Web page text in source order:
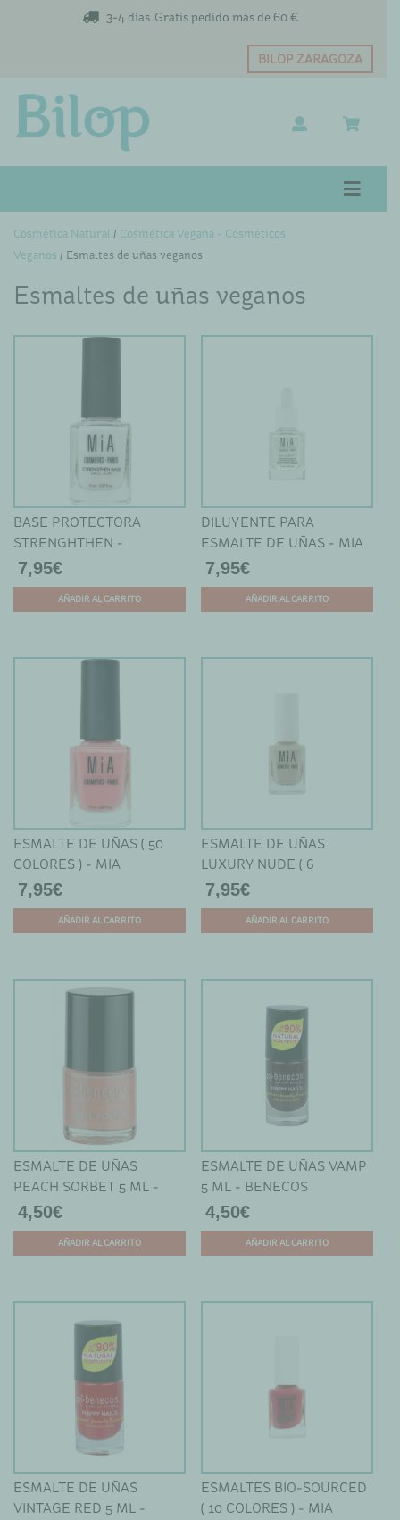
3-4 días. Gratis pedido más de 60 €
BILOP ZARAGOZA
Cosmética Natural / Cosmética Vegana - Cosméticos
Veganos / Esmaltes de uñas veganos
Esmaltes de uñas veganos
BASE PROTECTORA
STRENGHTHEN -
ESMALTE 9 FREE -
PUROBIO
7,95€
AÑADIR AL CARRITO
DILUYENTE PARA
ESMALTE DE UÑAS - MIA
7,95€
AÑADIR AL CARRITO
ESMALTE DE UÑAS ( 50
COLORES ) - MIA
COSMETICS
7,95€
AÑADIR AL CARRITO
tiene
opciones
en
la
de
producto
ESMALTE DE UÑAS
LUXURY NUDE ( 6
COLORES ) - MIA
7,95€
AÑADIR AL CARRITO
tiene
en
de
producto
ESMALTE DE UÑAS
PEACH SORBET 5 ML -
BENECOS
4,50€
AÑADIR AL CARRITO
ESMALTE DE UÑAS VAMP
5 ML - BENECOS
4,50€
AÑADIR AL CARRITO
ESMALTE DE UÑAS
VINTAGE RED 5 ML -
ESMALTES BIO-SOURCED
( 10 COLORES ) - MIA